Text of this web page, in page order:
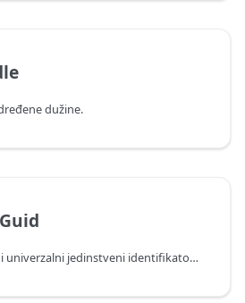
dužine.
Vraća novi, nasumični univerzalni jedinstveni identifikator (GUID).